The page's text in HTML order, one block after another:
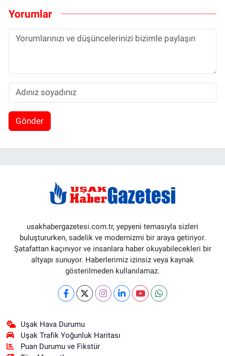
Yorumlar
Gönder
usakhabergazetesi.com.tr, yepyeni temasıyla sizleri
buluştururken, sadelik ve modernizmi bir araya getiriyor.
Şatafattan kaçınıyor ve insanlara haber okuyabilecekleri bir
altyapı sunuyor. Haberlerimiz izinsiz veya kaynak
gösterilmeden kullanılamaz.
Uşak Hava Durumu
Uşak Trafik Yoğunluk Haritası
Puan Durumu ve Fikstür